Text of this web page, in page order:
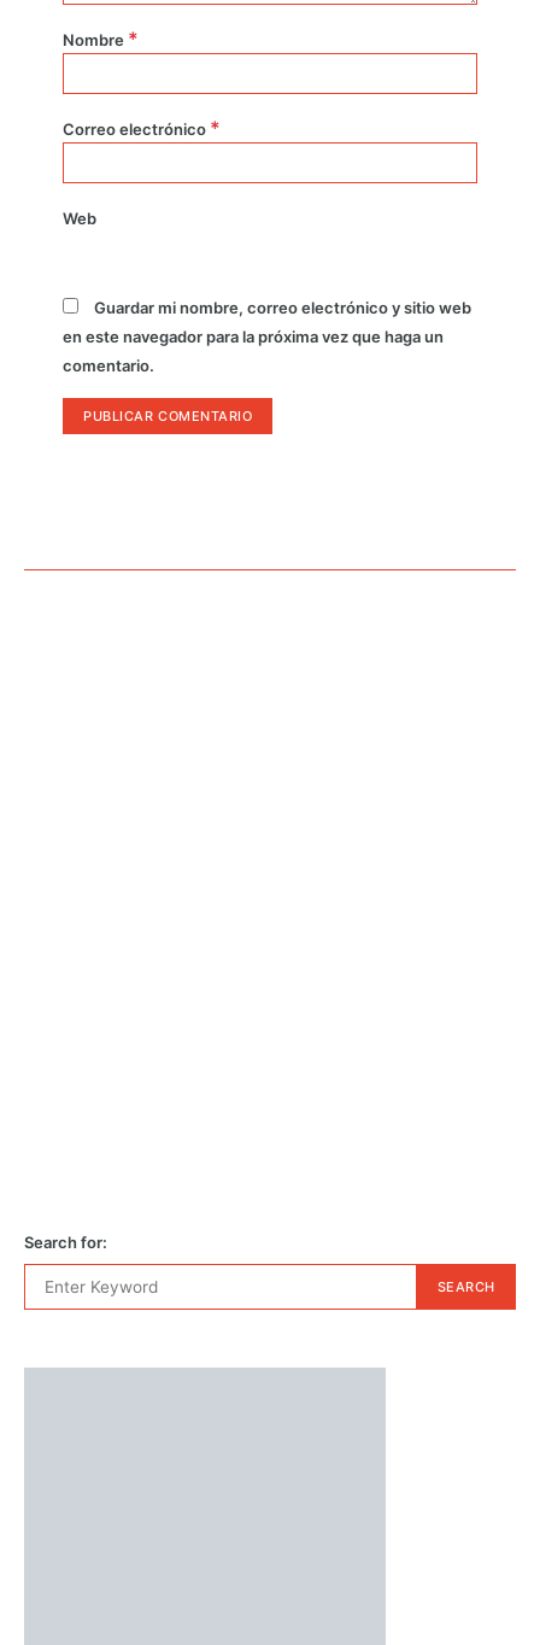
Nombre *
Correo electrónico *
Web
Guardar mi nombre, correo electrónico y sitio web
en este navegador para la próxima vez que haga un
comentario.
Search for:
SEARCH